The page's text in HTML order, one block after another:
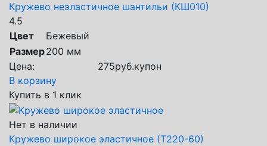
Кружево неэластичное шантильи (КШ010)
4.5
Цвет
Бежевый
Размер200 мм
Цена:
275руб.купон
В корзину
Купить в 1 клик
Нет в наличии
Кружево широкое эластичное (Т220-60)